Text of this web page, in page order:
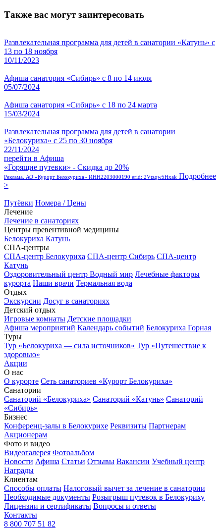
Также вас могут заинтересовать
Развлекательная программа для детей в санатории «Катунь» с
13 по 18 ноября
10/11/2023
Афиша санатория «Сибирь» с 8 по 14 июля
05/07/2024
Афиша санатория «Сибирь» с 18 по 24 марта
15/03/2024
Развлекательная программа для детей в санатории
«Белокуриха» с 25 по 30 ноября
22/11/2024
перейти в Афиша
«Горящие путевки» - Скидка до 20%
Реклама. АО «Курорт Белокуриха» ИНН2203000190 erid: 2Vtzqw5Hxak Подробнее
>
Путёвки Номера / Цены
Лечение
Лечение в санаториях
Центры превентивной медицины
Белокуриха Катунь
СПА-центры
СПА-центр Белокуриха СПА-центр Сибирь СПА-центр
Катунь
Оздоровительный центр Водный мир Лечебные факторы
курорта Наши врачи Термальная вода
Отдых
Экскурсии Досуг в санаториях
Детский отдых
Игровые комнаты Детские площадки
Афиша мероприятий Календарь событий Белокуриха Горная
Туры
Тур «Белокуриха — сила источников» Тур «Путешествие к
здоровью»
Акции
О нас
О курорте Сеть санаториев «Курорт Белокуриха»
Санатории
Санаторий «Белокуриха» Санаторий «Катунь» Санаторий
«Сибирь»
Бизнес
Конференц-залы в Белокурихе Реквизиты Партнерам
Акционерам
Фото и видео
Видеогалерея Фотоальбом
Новости Афиша Статьи Отзывы Вакансии Учебный центр
Награды
Клиентам
Способы оплаты Налоговый вычет за лечение в санатории
Необходимые документы Розыгрыш путевок в Белокуриху
Лицензии и сертификаты Вопросы и ответы
Контакты
8 800 707 51 82